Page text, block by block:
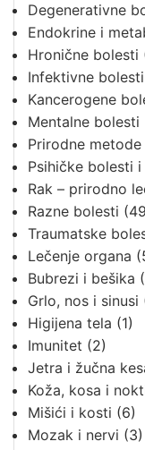
Degenerativne
Endokrine i
Hronične bolesti
Infektivne bolesti
Kancerogene
Mentalne bolesti
Prirodne metode
Psihičke bolesti i
Rak – prirodno
Razne bolesti
Traumatske
Lečenje organa
Bubrezi i bešika
Grlo, nos i sinusi
Higijena tela (1)
Imunitet (2)
Jetra i žučna
Koža, kosa i
Mišići i kosti (6)
Mozak i nervi (3)